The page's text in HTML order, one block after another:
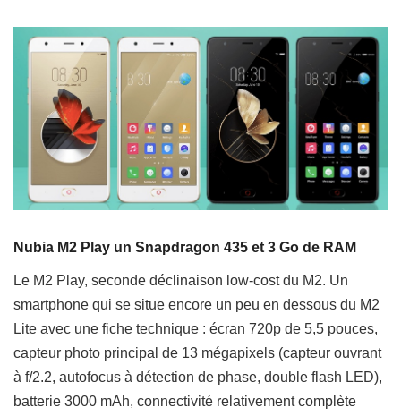
Nubia M2 Play un Snapdragon 435 et 3 Go de RAM
Le M2 Play, seconde déclinaison low-cost du M2. Un
smartphone qui se situe encore un peu en dessous du M2
Lite avec une fiche technique : écran 720p de 5,5 pouces,
capteur photo principal de 13 mégapixels (capteur ouvrant
à f/2.2, autofocus à détection de phase, double flash LED),
batterie 3000 mAh, connectivité relativement complète